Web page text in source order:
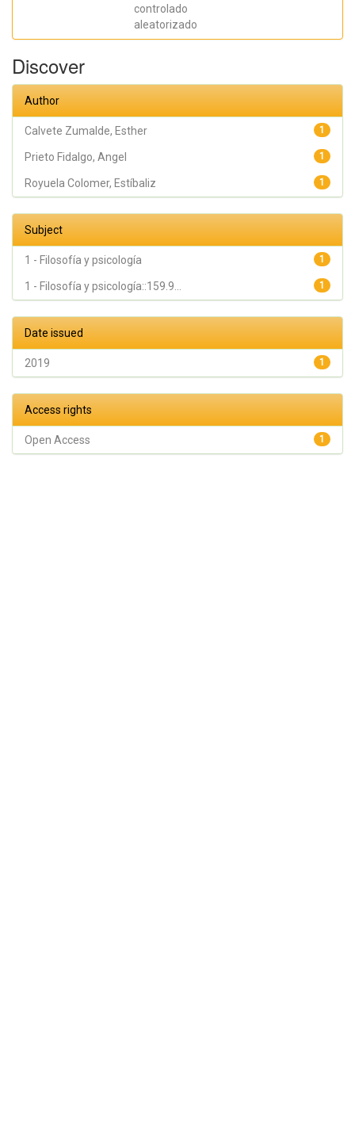
controlado
aleatorizado
Discover
Author
1
Calvete Zumalde, Esther
1
Prieto Fidalgo, Angel
1
Royuela Colomer, Estíbaliz
Subject
1
1 - Filosofía y psicología
1
1 - Filosofía y psicología::159.9...
Date issued
1
2019
Access rights
1
Open Access